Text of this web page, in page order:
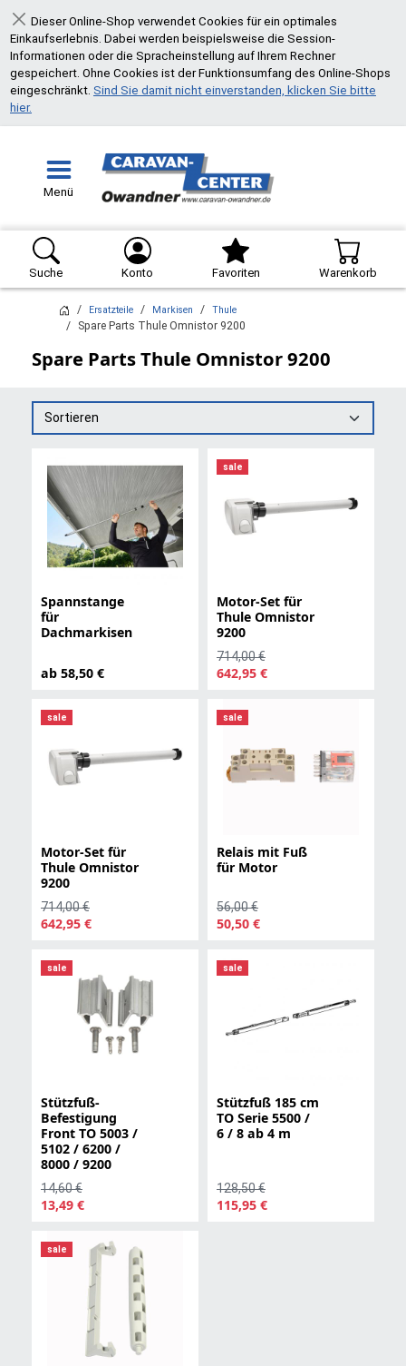
Schließen
Dieser Online-Shop verwendet Cookies für ein optimales
Einkaufserlebnis. Dabei werden beispielsweise die Session-
Informationen oder die Spracheinstellung auf Ihrem Rechner
gespeichert. Ohne Cookies ist der Funktionsumfang des Online-Shops
eingeschränkt. Sind Sie damit nicht einverstanden, klicken Sie bitte
hier.
Menü
Suche Konto Favoriten Warenkorb
Ersatzteile Markisen Thule
Spare Parts Thule Omnistor 9200
Spare Parts Thule Omnistor 9200
Sortieren
Spannstange
für
Dachmarkisen
ab 58,50 €
sale
Motor-Set für
Thule Omnistor
9200
714,00 €
642,95 €
sale
Motor-Set für
Thule Omnistor
9200
714,00 €
642,95 €
sale
Relais mit Fuß
für Motor
56,00 €
50,50 €
sale
Stützfuß-
Befestigung
Front TO 5003 /
5102 / 6200 /
8000 / 9200
14,60 €
13,49 €
sale
Stützfuß 185 cm
TO Serie 5500 /
6 / 8 ab 4 m
128,50 €
115,95 €
sale